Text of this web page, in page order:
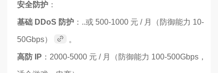
安全防护 ：
基础 DDoS 防护 ：..或 500-1000 元 / 月（防御能力 10-
50Gbps） 。
高防 IP ：2000-5000 元 / 月（防御能力 100-500Gbps，